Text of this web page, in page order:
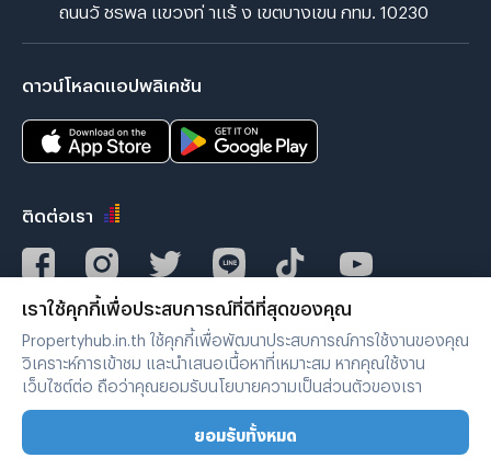
ถนนวั ชรพล แขวงท่ าแร้ ง เขตบางเขน กทม. 10230
ดาวน์โหลดแอปพลิเคชัน
ติดต่อเรา
Copyright © 2019-2020
เราใช้คุกกี้เพื่อประสบการณ์ที่ดีที่สุดของคุณ
Propertyhub.in.th ใช้คุกกี้เพื่อพัฒนาประสบการณ์การใช้งานของคุณ
วิเคราะห์การเข้าชม และนำเสนอเนื้อหาที่เหมาะสม หากคุณใช้งาน
เว็บไซต์ต่อ ถือว่าคุณยอมรับนโยบายความเป็นส่วนตัวของเรา
ยอมรับทั้งหมด